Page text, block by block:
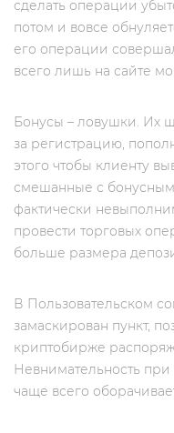
сделать операции
потом и вовсе
его операции
всего лишь на сайте
Бонусы – ловушки. Их
за регистрацию,
этого чтобы клиенту
смешанные с
фактически
провести торговых
больше размера
В Пользовательском
замаскирован пункт,
криптобирже
Невнимательность
чаще всего